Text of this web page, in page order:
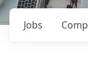
Jobs